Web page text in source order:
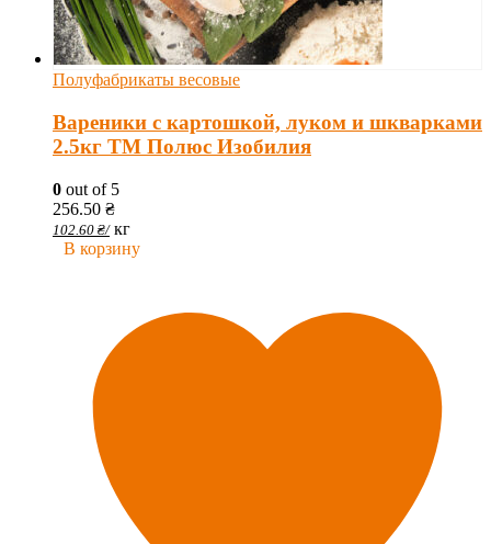
Полуфабрикаты весовые
Вареники с картошкой, луком и шкварками
2.5кг ТМ Полюс Изобилия
0 out of 5
256.50 ₴
102.60 ₴/ кг
В корзину